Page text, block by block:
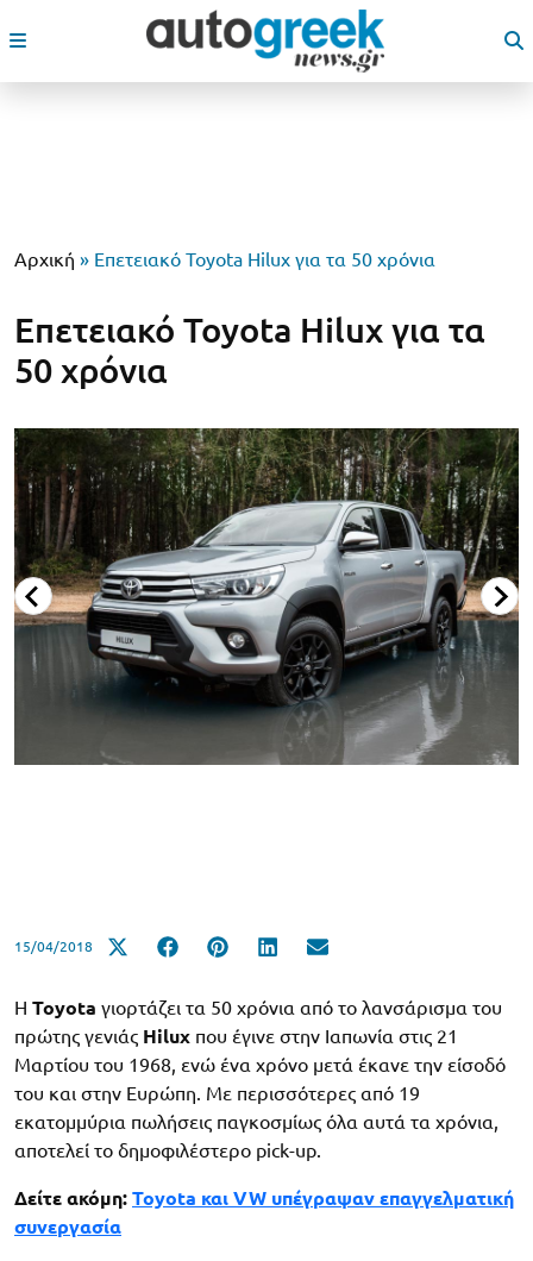
Αρχική » Επετειακό Toyota Hilux για τα 50 χρόνια
Επετειακό Toyota Hilux για τα
50 χρόνια
15/04/2018
Η Toyota γιορτάζει τα 50 χρόνια από το λανσάρισμα του
πρώτης γενιάς Hilux που έγινε στην Ιαπωνία στις 21
Μαρτίου του 1968, ενώ ένα χρόνο μετά έκανε την είσοδό
του και στην Ευρώπη. Με περισσότερες από 19
εκατομμύρια πωλήσεις παγκοσμίως όλα αυτά τα χρόνια,
αποτελεί το δημοφιλέστερο pick-up.
Δείτε ακόμη: Toyota και VW υπέγραψαν επαγγελματική
συνεργασία